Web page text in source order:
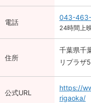
電話
043-
24時間上
住所
千葉県千
リプラザ
公式URL
https://
rigaoka/